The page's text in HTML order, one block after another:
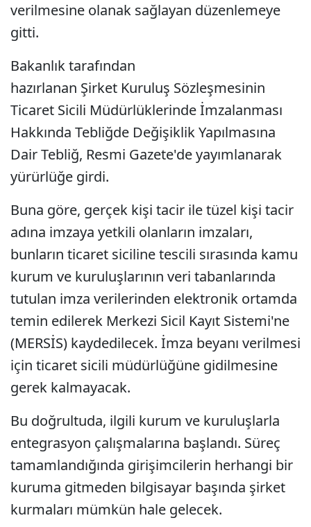
verilmesine olanak sağlayan düzenlemeye
gitti.
Bakanlık tarafından
hazırlanan Şirket Kuruluş Sözleşmesinin
Ticaret Sicili Müdürlüklerinde İmzalanması
Hakkında Tebliğde Değişiklik Yapılmasına
Dair Tebliğ, Resmi Gazete'de yayımlanarak
yürürlüğe girdi.
Buna göre, gerçek kişi tacir ile tüzel kişi tacir
adına imzaya yetkili olanların imzaları,
bunların ticaret siciline tescili sırasında kamu
kurum ve kuruluşlarının veri tabanlarında
tutulan imza verilerinden elektronik ortamda
temin edilerek Merkezi Sicil Kayıt Sistemi'ne
(MERSİS) kaydedilecek. İmza beyanı verilmesi
için ticaret sicili müdürlüğüne gidilmesine
gerek kalmayacak.
Bu doğrultuda, ilgili kurum ve kuruluşlarla
entegrasyon çalışmalarına başlandı. Süreç
tamamlandığında girişimcilerin herhangi bir
kuruma gitmeden bilgisayar başında şirket
kurmaları mümkün hale gelecek.